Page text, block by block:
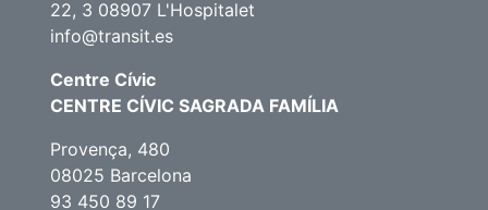
22, 3 08907 L'Hospitalet
info@transit.es
Centre Cívic
CENTRE CÍVIC SAGRADA FAMÍLIA
Provença, 480
08025 Barcelona
93 450 89 17